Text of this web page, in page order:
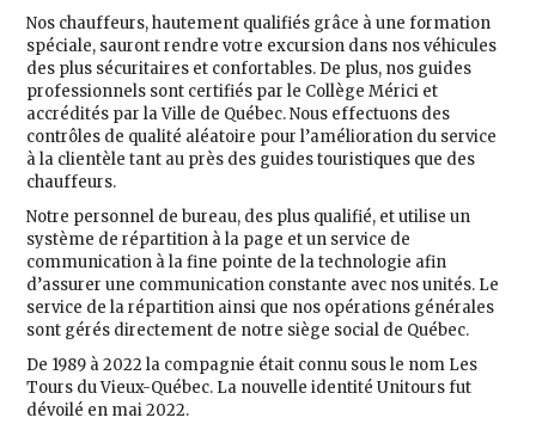
Nos chauffeurs, hautement qualifiés grâce à une formation
spéciale, sauront rendre votre excursion dans nos véhicules
des plus sécuritaires et confortables. De plus, nos guides
professionnels sont certifiés par le Collège Mérici et
accrédités par la Ville de Québec. Nous effectuons des
contrôles de qualité aléatoire pour l’amélioration du service
à la clientèle tant au près des guides touristiques que des
chauffeurs.
Notre personnel de bureau, des plus qualifié, et utilise un
système de répartition à la page et un service de
communication à la fine pointe de la technologie afin
d’assurer une communication constante avec nos unités. Le
service de la répartition ainsi que nos opérations générales
sont gérés directement de notre siège social de Québec.
De 1989 à 2022 la compagnie était connu sous le nom Les
Tours du Vieux-Québec. La nouvelle identité Unitours fut
dévoilé en mai 2022.